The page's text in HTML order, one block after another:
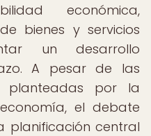
económica,
bienes y servicios
un desarrollo
A pesar de las
planteadas por la
el debate
planificación central